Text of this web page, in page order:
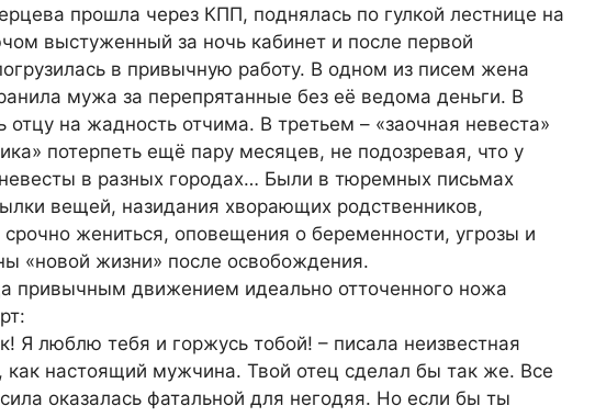
прошла через КПП, поднялась по гулкой лестнице на
выстуженный за ночь кабинет и после первой
в привычную работу. В одном из писем жена
мужа за перепрятанные без её ведома деньги. В
на жадность отчима. В третьем – «заочная невеста»
потерпеть ещё пару месяцев, не подозревая, что у
в разных городах… Были в тюремных письмах
вещей, назидания хворающих родственников,
жениться, оповещения о беременности, угрозы и
«новой жизни» после освобождения.
привычным движением идеально отточенного ножа
Я люблю тебя и горжусь тобой! – писала неизвестная
как настоящий мужчина. Твой отец сделал бы так же. Все
оказалась фатальной для негодяя. Но если бы ты